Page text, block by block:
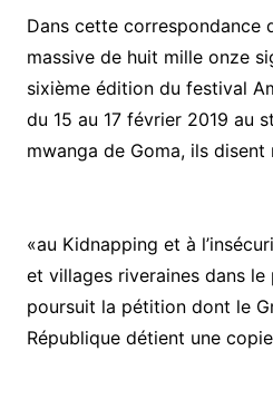
Dans cette correspondance
massive de huit mille onze
sixième édition du festival
du 15 au 17 février 2019 au
mwanga de Goma, ils disent
«au Kidnapping et à
et villages riveraines dans le
poursuit la pétition dont le
République détient une